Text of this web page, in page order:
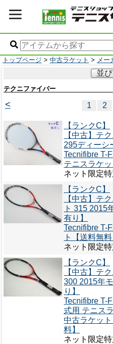
トップページ > 中古ラケット > メー
並
テクニファイバー
< 1 2
【ランクC】
【中古】テ
295ディーシ
Tecnifibre T-
テニスラケッ
ネット限定
【ランクC】
【中古】テ
ト 315 2015
有り】
Tecnifibre T-
ト【送料無料
ネット限定
【ランクC】
【中古】テ
300 2015年
り】
Tecnifibre T-
式用 テニス
中古ラケッ
料】
ネット限定